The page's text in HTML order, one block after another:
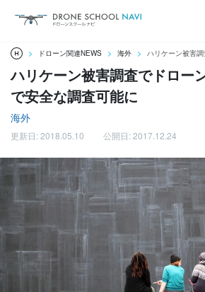
ドローン関連NEWS 海外 ハリケーン被害
ハリケーン被害調査でドロ
で安全な調査可能に
海外
更新日: 2018.05.10 公開日: 2017.12.24